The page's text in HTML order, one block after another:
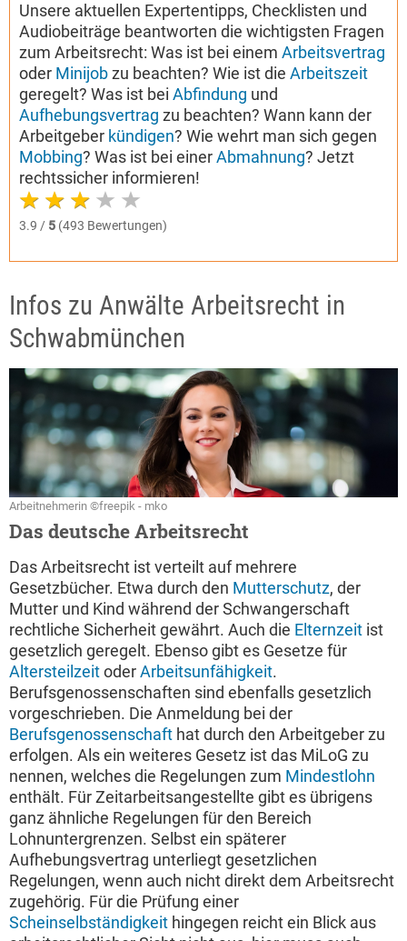
Unsere aktuellen Expertentipps, Checklisten und
Audiobeiträge beantworten die wichtigsten Fragen
zum Arbeitsrecht: Was ist bei einem Arbeitsvertrag
oder Minijobzu beachten? Wie ist die Arbeitszeit
geregelt? Was ist bei Abfindung und
Aufhebungsvertrag zu beachten? Wann kann der
Arbeitgeber kündigen? Wie wehrt man sich gegen
Mobbing? Was ist bei einerAbmahnung? Jetzt
rechtssicher informieren!
3.9 / 5 (493 Bewertungen)
Infos zu Anwälte Arbeitsrecht in
Schwabmünchen
Arbeitnehmerin ©freepik - mko
Das deutsche Arbeitsrecht
Das Arbeitsrecht ist verteilt auf mehrere
Gesetzbücher. Etwa durch den Mutterschutz, der
Mutter und Kind während der Schwangerschaft
rechtliche Sicherheit gewährt. Auch die Elternzeit ist
gesetzlich geregelt. Ebenso gibt es Gesetze für
AltersteilzeitoderArbeitsunfähigkeit.
Berufsgenossenschaften sind ebenfalls gesetzlich
vorgeschrieben. Die Anmeldung bei der
Berufsgenossenschaft hat durch den Arbeitgeber zu
erfolgen. Als ein weiteres Gesetz ist das MiLoG zu
nennen, welches die Regelungen zum Mindestlohn
enthält. Für Zeitarbeitsangestellte gibt es übrigens
ganz ähnliche Regelungen für den Bereich
Lohnuntergrenzen. Selbst ein späterer
Aufhebungsvertrag unterliegt gesetzlichen
Regelungen, wenn auch nicht direkt dem Arbeitsrecht
zugehörig. Für die Prüfung einer
Scheinselbständigkeit hingegen reicht ein Blick aus